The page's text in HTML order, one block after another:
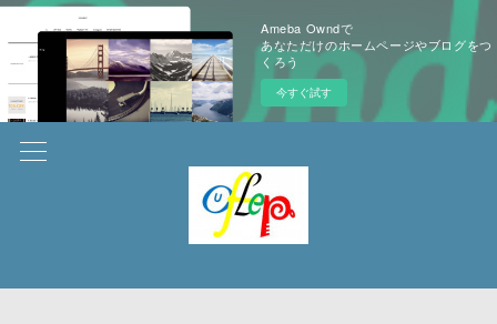
Ameba Owndで
あなただけのホームページやブログをつ
くろう
今すぐ試す